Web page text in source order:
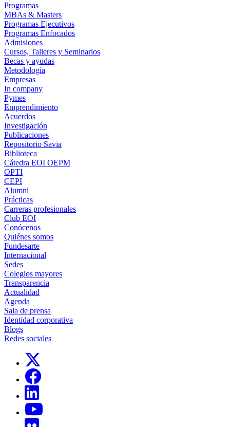
Programas
MBAs & Masters
Programas Ejecutivos
Programas Enfocados
Admisiones
Cursos, Talleres y Seminarios
Becas y ayudas
Metodología
Empresas
In company
Pymes
Emprendimiento
Acuerdos
Investigación
Publicaciones
Repositorio Savia
Biblioteca
Cátedra EOI OEPM
OPTI
CEPI
Alumni
Prácticas
Carreras profesionales
Club EOI
Conócenos
Quiénes somos
Fundesarte
Internacional
Sedes
Colegios mayores
Transparencia
Actualidad
Agenda
Sala de prensa
Identidad corporativa
Blogs
Redes sociales
Links, Opens in this window
Links, Opens in this window
Links, Opens in this window